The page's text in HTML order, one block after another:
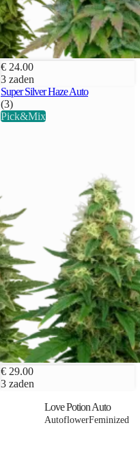
€ 24.00
3 zaden
Super Silver Haze Auto
(3)
Pick&Mix
€ 29.00
3 zaden
Love Potion Auto
AutoflowerFeminized